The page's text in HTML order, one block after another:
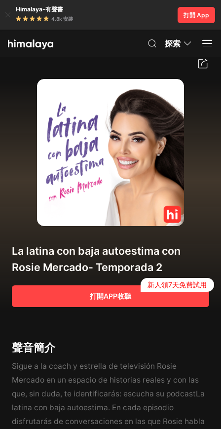
Himalaya-有聲書
4.8k 安裝
打開 App
探索
La latina con baja autoestima con
Rosie Mercado- Temporada 2
打開APP收聽
新人領7天免費試用
聲音簡介
Sigue a la coach y estrella de televisión Rosie
Mercado en un espacio de historias reales y con las
que, sin duda, te identificarás: escucha su podcastLa
latina con baja autoestima. En cada episodio
disfrutarás de conversaciones en las que Rosie habla